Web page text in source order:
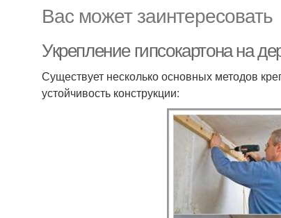
Вас может заинтересовать
Укрепление гипсокартона на
Существует несколько основных методов
устойчивость конструкции: